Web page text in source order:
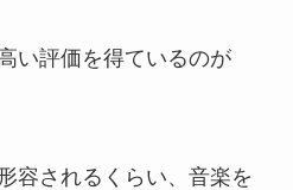
い評価を得ているのが
容されるくらい、音楽を